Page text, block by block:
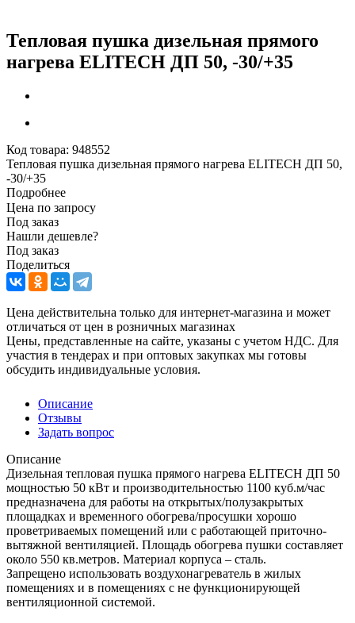
Тепловая пушка дизельная прямого
нагрева ELITECH ДП 50, -30/+35
Код товара: 948552
Тепловая пушка дизельная прямого нагрева ELITECH ДП 50,
-30/+35
Подробнее
Цена по запросу
Под заказ
Нашли дешевле?
Под заказ
Поделиться
Цена действительна только для интернет-магазина и может
отличаться от цен в розничных магазинах
Цены, представленные на сайте, указаны с учетом НДС. Для
участия в тендерах и при оптовых закупках мы готовы
обсудить индивидуальные условия.
Описание
Отзывы
Задать вопрос
Описание
Дизельная тепловая пушка прямого нагрева ELITECH ДП 50
мощностью 50 кВт и производительностью 1100 куб.м/час
предназначена для работы на открытых/полузакрытых
площадках и временного обогрева/просушки хорошо
проветриваемых помещений или с работающей приточно-
вытяжной вентиляцией. Площадь обогрева пушки составляет
около 550 кв.метров. Материал корпуса – сталь.
Запрещено использовать воздухонагреватель в жилых
помещениях и в помещениях с не функционирующей
вентиляционной системой.